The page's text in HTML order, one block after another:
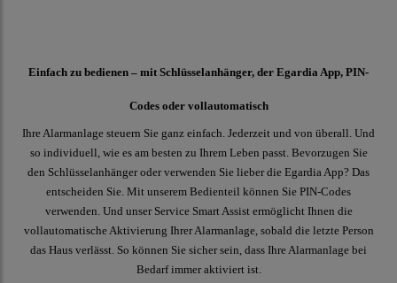
Einfach zu bedienen – mit Schlüsselanhänger, der Egardia App, PIN-
Codes oder vollautomatisch
Ihre Alarmanlage steuern Sie ganz einfach. Jederzeit und von überall. Und
so individuell, wie es am besten zu Ihrem Leben passt. Bevorzugen Sie
den Schlüsselanhänger oder verwenden Sie lieber die Egardia App? Das
entscheiden Sie. Mit unserem Bedienteil können Sie PIN-Codes
verwenden. Und unser Service Smart Assist ermöglicht Ihnen die
vollautomatische Aktivierung Ihrer Alarmanlage, sobald die letzte Person
das Haus verlässt. So können Sie sicher sein, dass Ihre Alarmanlage bei
Bedarf immer aktiviert ist.